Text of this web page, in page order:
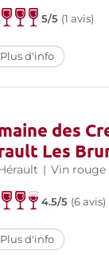
5/5 (1 avis)
Plus d'info
des
Les
| Vin rouge
4.5/5 (6 avis)
Plus d'info